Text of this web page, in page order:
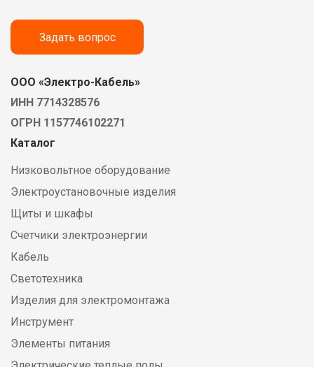
Задать вопрос
ООО «Электро-Кабель»
ИНН 7714328576
ОГРН 1157746102271
Каталог
Низковольтное оборудование
Электроустановочные изделия
Щиты и шкафы
Счетчики электроэнергии
Кабель
Светотехника
Изделия для электромонтажа
Инструмент
Элементы питания